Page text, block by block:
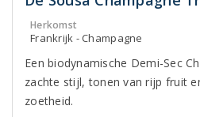
Herkomst
Frankrijk - Champagne
Een biodynamische Demi-Sec
zachte stijl, tonen van rijp fruit
zoetheid.